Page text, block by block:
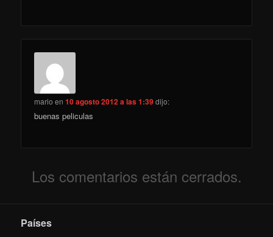
mario en10 agosto 2012 a las 1:39dijo:
buenas peliculas
Los comentarios están cerrados.
Países